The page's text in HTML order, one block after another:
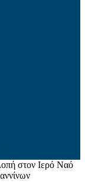
στον Ιερό Ναό